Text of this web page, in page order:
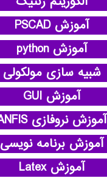
آموزش PSCAD
آموزش python
شبیه سازی مولکولی
آموزش GUI
آموزش نروفازی ANFIS
آموزش برنامه نویسی
آموزش Latex